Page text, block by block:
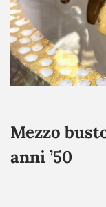
Mezzo
anni ’50